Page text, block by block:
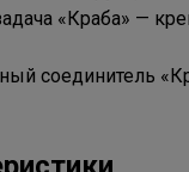
«Краба» —
соединитель